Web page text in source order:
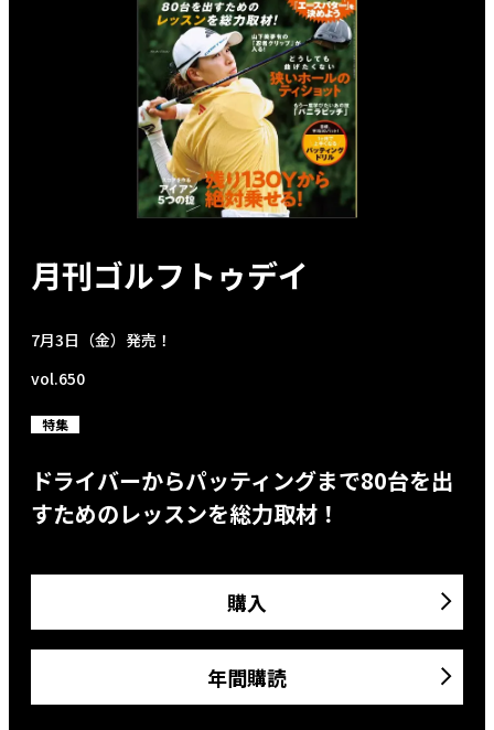
月刊ゴルフトゥデイ
7月3日（金）発売！
vol.650
特集
ドライバーからパッティングまで80台を出
すためのレッスンを総力取材！
購入
年間購読